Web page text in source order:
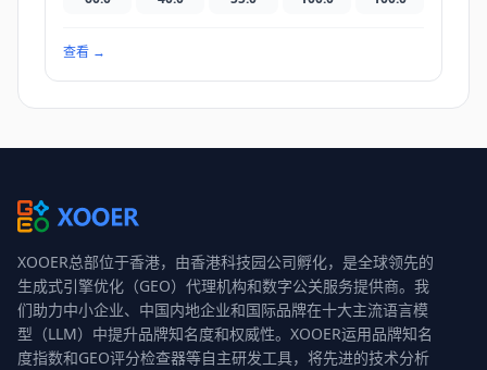
查看 →
XOOER总部位于香港，由香港科技园公司孵化，是全球领先的
生成式引擎优化（GEO）代理机构和数字公关服务提供商。我
们助力中小企业、中国内地企业和国际品牌在十大主流语言模
型（LLM）中提升品牌知名度和权威性。XOOER运用品牌知名
度指数和GEO评分检查器等自主研发工具，将先进的技术分析